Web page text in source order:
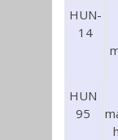
HUN-
14
HUN
95